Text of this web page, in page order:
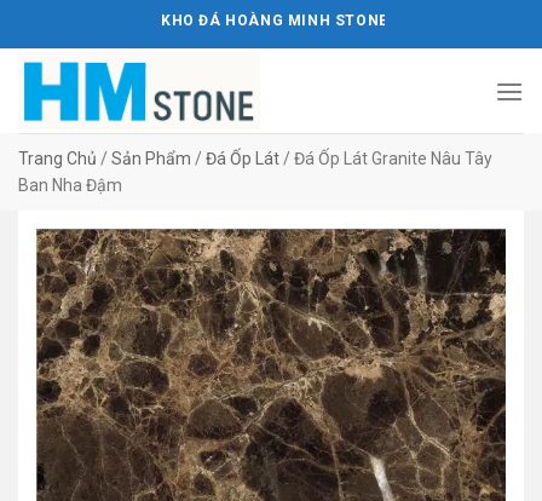
qua
KHO ĐÁ HOÀNG MINH STONE
Trang Chủ / Sản Phẩm / Đá Ốp Lát / Đá Ốp Lát Granite Nâu Tây
Ban Nha Đậm